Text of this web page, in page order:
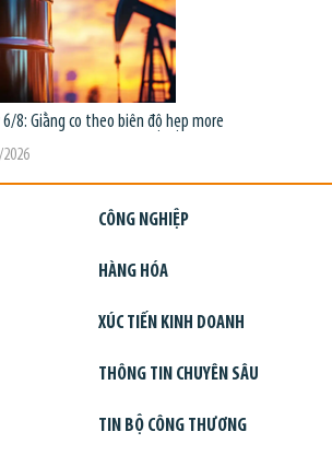
8: Giằng co theo biên độ hẹp more
2026
CÔNG NGHIỆP
HÀNG HÓA
XÚC TIẾN KINH DOANH
THÔNG TIN CHUYÊN SÂU
TIN BỘ CÔNG THƯƠNG